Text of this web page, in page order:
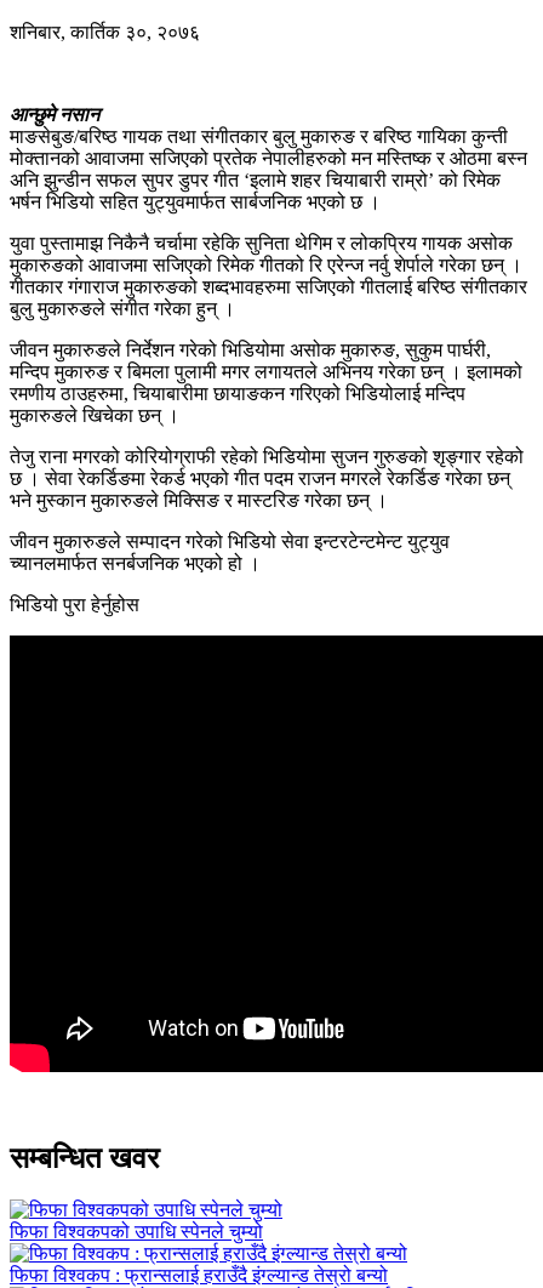
शनिबार, कार्तिक ३०, २०७६
आन्छुमे नसान
माङसेबुङ/बरिष्ठ गायक तथा संगीतकार बुलु मुकारुङ र बरिष्ठ गायिका कुन्ती
मोक्तानको आवाजमा सजिएको प्रतेक नेपालीहरुको मन मस्तिष्क र ओठमा बस्न
अनि झुन्डीन सफल सुपर डुपर गीत ‘इलामे शहर चियाबारी राम्रो’ को रिमेक
भर्षन भिडियो सहित युट्युवमार्फत सार्बजनिक भएको छ ।
युवा पुस्तामाझ निकैनै चर्चामा रहेकि सुनिता थेगिम र लोकप्रिय गायक असोक
मुकारुङको आवाजमा सजिएको रिमेक गीतको रि एरेन्ज नर्वु शेर्पाले गरेका छन् ।
गीतकार गंगाराज मुकारुङको शब्दभावहरुमा सजिएको गीतलाई बरिष्ठ संगीतकार
बुलु मुकारुङले संगीत गरेका हुन् ।
जीवन मुकारुङले निर्देशन गरेको भिडियोमा असोक मुकारुङ, सुकुम पार्घरी,
मन्दिप मुकारुङ र बिमला पुलामी मगर लगायतले अभिनय गरेका छन् । इलामको
रमणीय ठाउहरुमा, चियाबारीमा छायाङकन गरिएको भिडियोलाई मन्दिप
मुकारुङले खिचेका छन् ।
तेजु राना मगरको कोरियोग्राफी रहेको भिडियोमा सुजन गुरुङको शृङ्गार रहेको
छ । सेवा रेकर्डिङमा रेकर्ड भएको गीत पदम राजन मगरले रेकर्डिङ गरेका छन्
भने मुस्कान मुकारुङले मिक्सिङ र मास्टरिङ गरेका छन् ।
जीवन मुकारुङले सम्पादन गरेको भिडियो सेवा इन्टरटेन्टमेन्ट युट्युव
च्यानलमार्फत सनर्बजनिक भएको हो ।
भिडियो पुरा हेर्नुहोस
सम्बन्धित खवर
फिफा विश्वकपको उपाधि स्पेनले चुम्यो
फिफा विश्वकप : फ्रान्सलाई हराउँदै इंग्ल्यान्ड तेस्रो बन्यो